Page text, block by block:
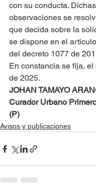
con su conducta. Dichas
observaciones se
que decida sobre la
se dispone en el
del decreto 1077 de
En constancia se fija,
de 2025.
JOHAN TAMAYO
Curador Urbano
(P)
Avisos y publicaciones